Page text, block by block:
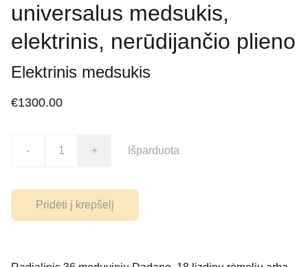
universalus medsukis,
elektrinis, nerūdijančio plieno
Elektrinis medsukis
€1300.00
- + Išparduota
Pridėti į krepšelį